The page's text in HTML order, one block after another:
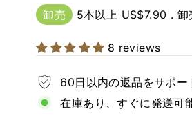
格
価
卸売 5本以上 US$7.90 . 卸
8 reviews
60日以内の返品をサポー
在庫あり、すぐに発送可